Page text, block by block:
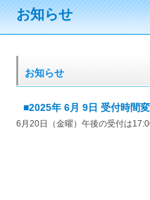
お知らせ
お知らせ
■2025年 6月 9日 受付時間
6月20日（金曜）午後の受付は